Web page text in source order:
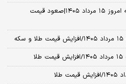
قیمت سکه، نیم سکه و ربع سکه امروز ۱۵ مرداد ۱۴۰۵|صعود قیمت